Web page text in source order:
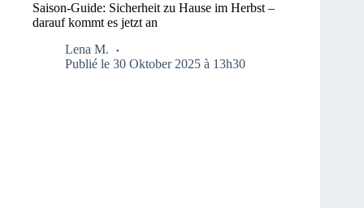
Saison-Guide: Sicherheit zu Hause im Herbst –
darauf kommt es jetzt an
Lena M.
Publié le 30 Oktober 2025 à 13h30